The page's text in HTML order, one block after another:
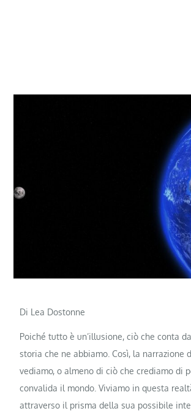
Di Lea Dostonne
Poiché tutto è un’illusione, ciò che conta
storia che ne abbiamo. Così, la narrazione
vediamo, o almeno di ciò che crediamo di
convalida il mondo. Viviamo in questa
attraverso il prisma della sua possibile